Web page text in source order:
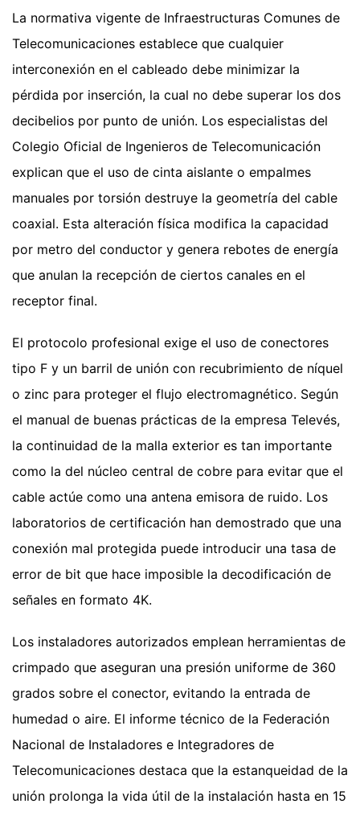
La normativa vigente de Infraestructuras Comunes de
Telecomunicaciones establece que cualquier
interconexión en el cableado debe minimizar la
pérdida por inserción, la cual no debe superar los dos
decibelios por punto de unión. Los especialistas del
Colegio Oficial de Ingenieros de Telecomunicación
explican que el uso de cinta aislante o empalmes
manuales por torsión destruye la geometría del cable
coaxial. Esta alteración física modifica la capacidad
por metro del conductor y genera rebotes de energía
que anulan la recepción de ciertos canales en el
receptor final.
El protocolo profesional exige el uso de conectores
tipo F y un barril de unión con recubrimiento de níquel
o zinc para proteger el flujo electromagnético. Según
el manual de buenas prácticas de la empresa Televés,
la continuidad de la malla exterior es tan importante
como la del núcleo central de cobre para evitar que el
cable actúe como una antena emisora de ruido. Los
laboratorios de certificación han demostrado que una
conexión mal protegida puede introducir una tasa de
error de bit que hace imposible la decodificación de
señales en formato 4K.
Los instaladores autorizados emplean herramientas de
crimpado que aseguran una presión uniforme de 360
grados sobre el conector, evitando la entrada de
humedad o aire. El informe técnico de la Federación
Nacional de Instaladores e Integradores de
Telecomunicaciones destaca que la estanqueidad de la
unión prolonga la vida útil de la instalación hasta en 15